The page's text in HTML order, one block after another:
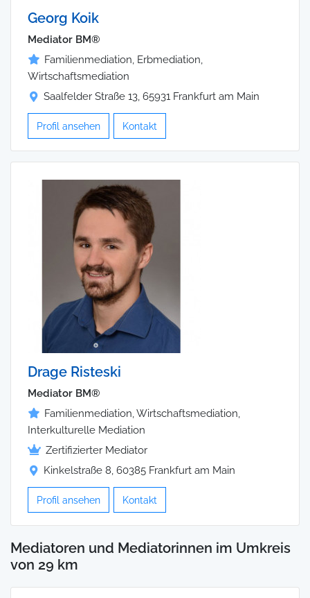
Georg Koik
Mediator BM®
Familienmediation, Erbmediation,
Wirtschaftsmediation
Saalfelder Straße 13, 65931 Frankfurt am Main
Profil ansehen Kontakt
Drage Risteski
Mediator BM®
Familienmediation, Wirtschaftsmediation,
Interkulturelle Mediation
Zertifizierter Mediator
Kinkelstraße 8, 60385 Frankfurt am Main
Profil ansehen Kontakt
Mediatoren und Mediatorinnen im Umkreis
von 29 km